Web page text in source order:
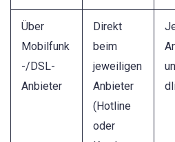
Über
Mobilfunk
-/DSL-
Anbieter
Direkt
beim
jeweiligen
Anbieter
(Hotline
oder